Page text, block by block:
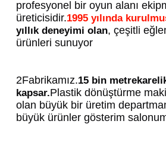
profesyonel bir oyun alanı
üreticisidir.1995 yılında
yıllık deneyimi olan, çeşitli
ürünleri sunuyor
2Fabrikamız.15 bin
kapsar.Plastik dönüştürme
olan büyük bir üretim
büyük ürünler gösterim